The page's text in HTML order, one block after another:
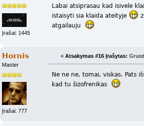
Įrašai: 1445
Labai atsiprasau kad isivele
istaisyti sia klaida ateityje
atgailauju
Hornis
Master
Įrašai: 777
« Atsakymas #16 Įrašytas:
Ne ne ne, tomai, viskas. Pats
kad tu šizofrenikas